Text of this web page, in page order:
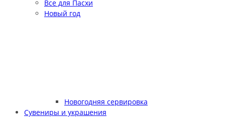
Все для Пасхи
Новый год
Новогодняя сервировка
Сувениры и украшения